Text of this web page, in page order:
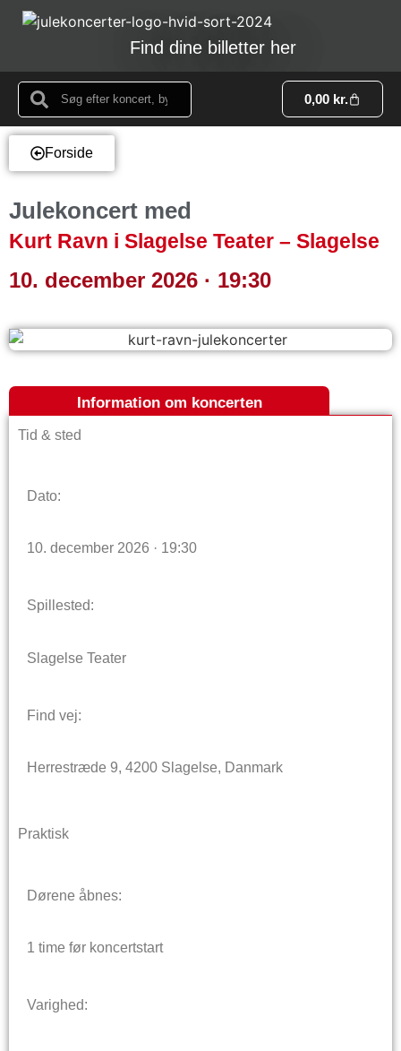
Find dine billetter her
0,00 kr.
Forside
Julekoncert med
Kurt Ravn i Slagelse Teater – Slagelse
10. december 2026 · 19:30
Information om koncerten
Tid & sted
Dato:
10. december 2026 · 19:30
Spillested:
Slagelse Teater
Find vej:
Herrestræde 9, 4200 Slagelse, Danmark
Praktisk
Dørene åbnes:
1 time før koncertstart
Varighed: